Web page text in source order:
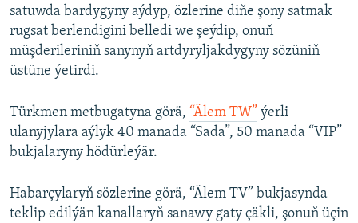
satuwda bardygyny aýdyp, özlerine diňe şony satmak
rugsat berlendigini belledi we şeýdip, onuň
müşderileriniň sanynyň artdyryljakdygyny sözüniň
üstüne ýetirdi.
Türkmen metbugatyna görä, “Älem TW” ýerli
ulanyjylara aýlyk 40 manada “Sada”, 50 manada “VIP”
bukjalaryny hödürleýär.
Habarçylaryň sözlerine görä, “Älem TV” bukjasynda
teklip edilýän kanallaryň sanawy gaty çäkli, şonuň üçin